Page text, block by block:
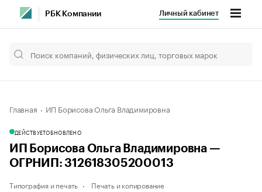
РБК Компании Личный кабинет
Главная ИП Борисова Ольга Владимировна
ДЕЙСТВУЕТОБНОВЛЕНО
ИП Борисова Ольга Владимировна —
ОГРНИП: 312618305200013
Типография и печать Печать и копирование